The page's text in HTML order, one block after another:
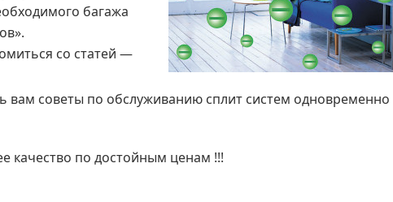
багажа
со статей —
вам советы по обслуживанию сплит систем одновременно
качество по достойным ценам !!!